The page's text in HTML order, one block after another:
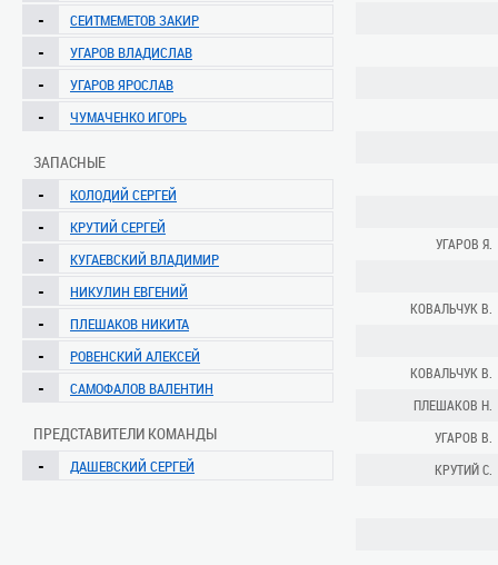
- СЕИТМЕМЕТОВ ЗАКИР
- УГАРОВ ВЛАДИСЛАВ
- УГАРОВ ЯРОСЛАВ
- ЧУМАЧЕНКО ИГОРЬ
ЗАПАСНЫЕ
- КОЛОДИЙ СЕРГЕЙ
- КРУТИЙ СЕРГЕЙ
- КУГАЕВСКИЙ ВЛАДИМИР
- НИКУЛИН ЕВГЕНИЙ
- ПЛЕШАКОВ НИКИТА
- РОВЕНСКИЙ АЛЕКСЕЙ
- САМОФАЛОВ ВАЛЕНТИН
ПРЕДСТАВИТЕЛИ КОМАНДЫ
- ДАШЕВСКИЙ СЕРГЕЙ
УГАРОВ Я.
КОВАЛЬЧУК В.
КОВАЛЬЧУК В.
ПЛЕШАКОВ Н.
УГАРОВ В.
КРУТИЙ С.